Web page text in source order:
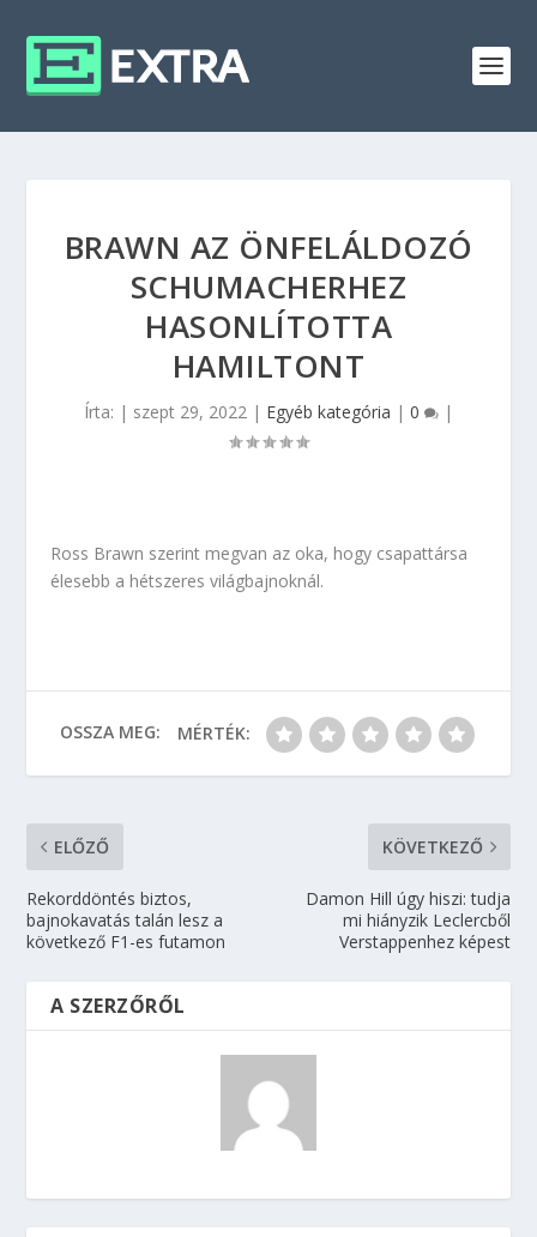
BRAWN AZ ÖNFELÁLDOZÓ
SCHUMACHERHEZ
HASONLÍTOTTA
HAMILTONT
Írta: | szept 29, 2022 | Egyéb kategória | 0 |
Ross Brawn szerint megvan az oka, hogy csapattársa
élesebb a hétszeres világbajnoknál.
OSSZA MEG: MÉRTÉK:
ELŐZŐ
Rekorddöntés biztos,
bajnokavatás talán lesz a
következő F1-es futamon
KÖVETKEZŐ
Damon Hill úgy hiszi: tudja
mi hiányzik Leclercből
Verstappenhez képest
A SZERZŐRŐL